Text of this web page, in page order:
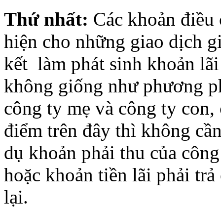
Thứ nhất: Các khoản
hiện cho những giao dịch
kết làm phát sinh khoản
không giống như phương
công ty mẹ và công ty
điểm trên đây thì không
dụ khoản phải thu của
hoặc khoản tiền lãi phải
lại.